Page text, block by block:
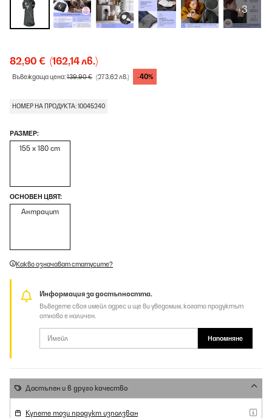
+3
82,90 € (162,14 лв.)
Въвеждаща цена:139,90 € (273,62 лв.) -40%
НОМЕР НА ПРОДУКТА: 10045240
РАЗМЕР:
155 x 180 cm
ОСНОВЕН ЦВЯТ:
Антрацит
Какво означават статусите?
Информация за достъпността.
Въведете своя имейл адрес и ще ви уведомим, когато продуктът
отново е наличен.
Напомняне
Достъпен и в друго качество
Купете този продукт използван